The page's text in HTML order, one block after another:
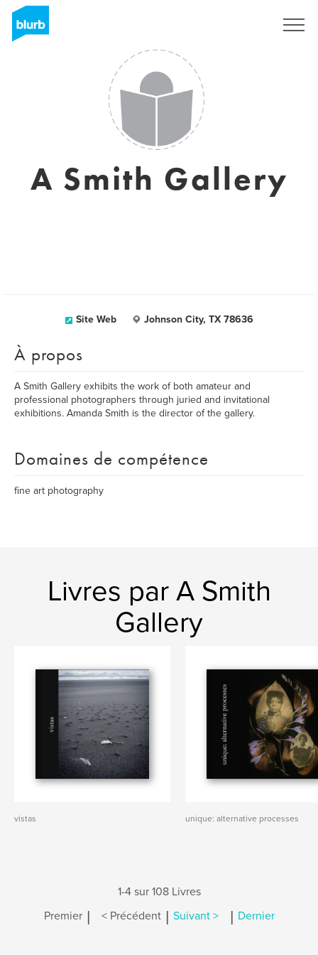
A Smith Gallery
Site Web Johnson City, TX 78636
À propos
A Smith Gallery exhibits the work of both amateur and
professional photographers through juried and invitational
exhibitions. Amanda Smith is the director of the gallery.
Domaines de compétence
fine art photography
Livres par A Smith
Gallery
vistas unique: alternative processes
1-4 sur 108 Livres
Premier | < Précédent | Suivant > | Dernier